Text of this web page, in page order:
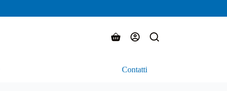
Carrello
Contatti